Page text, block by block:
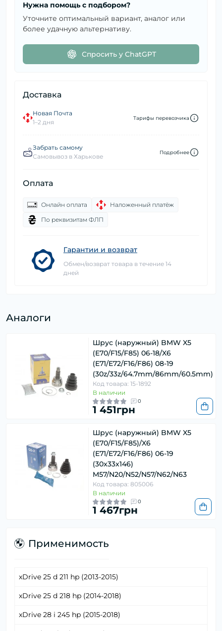
Нужна помощь с подбором?
Уточните оптимальный вариант, аналог или
более удачную альтернативу.
Спросить у ChatGPT
Доставка
Новая Почта
1–2 дня
Тарифы перевозчика
Забрать самому
Самовывоз в Харькове
Подробнее
Оплата
Онлайн оплата
Наложенный платёж
По реквизитам ФЛП
Гарантии и возврат
Обмен/возврат товара в течение 14
дней
Аналоги
Шрус (наружный) BMW X5
(E70/F15/F85) 06-18/X6
(E71/E72/F16/F86) 08-19
(30z/33z/64.7mm/86mm/60.5mm)
Код товара: 15-1892
В наличии
0
1 451грн
Шрус (наружный) BMW X5
(E70/F15/F85)/X6
(E71/E72/F16/F86) 06-19
(30x33x146)
M57/N20/N52/N57/N62/N63
Код товара: 805006
В наличии
0
1 467грн
Применимость
xDrive 25 d 211 hp (2013-2015)
xDrive 25 d 218 hp (2014-2018)
xDrive 28 i 245 hp (2015-2018)